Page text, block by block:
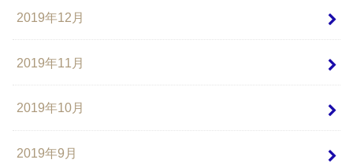
2019年12月
2019年11月
2019年10月
2019年9月